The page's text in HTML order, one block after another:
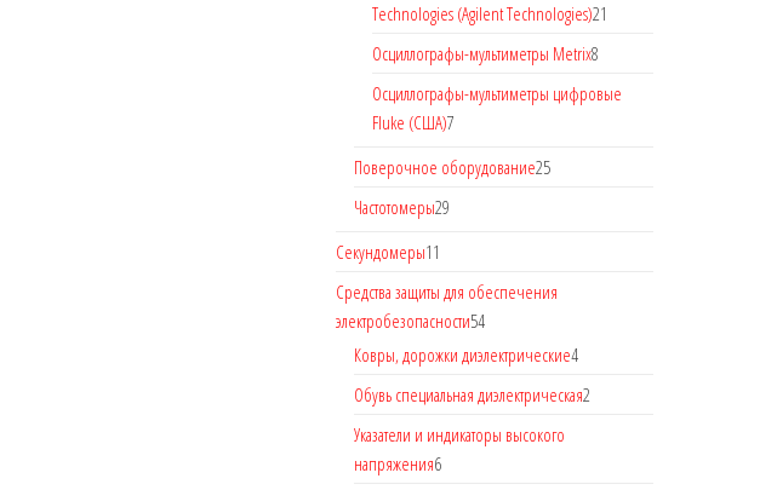
Technologies (Agilent Technologies)21
Осциллографы-мультиметры Metrix8
Осциллографы-мультиметры цифровые
Fluke (США)7
Поверочное оборудование25
Частотомеры29
Секундомеры11
Средства защиты для обеспечения
электробезопасности54
Ковры, дорожки диэлектрические4
Обувь специальная диэлектрическая2
Указатели и индикаторы высокого
напряжения6